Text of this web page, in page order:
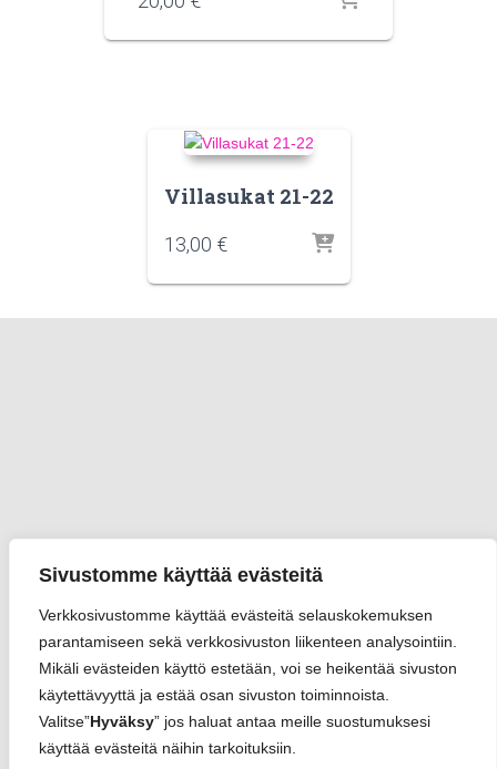
Sivustomme käyttää evästeitä
Verkkosivustomme käyttää evästeitä selauskokemuksen
parantamiseen sekä verkkosivuston liikenteen analysointiin.
Mikäli evästeiden käyttö estetään, voi se heikentää sivuston
käytettävyyttä ja estää osan sivuston toiminnoista.
Valitse”Hyväksy” jos haluat antaa meille suostumuksesi
käyttää evästeitä näihin tarkoituksiin.
Villasukat 21-22
13,00 €